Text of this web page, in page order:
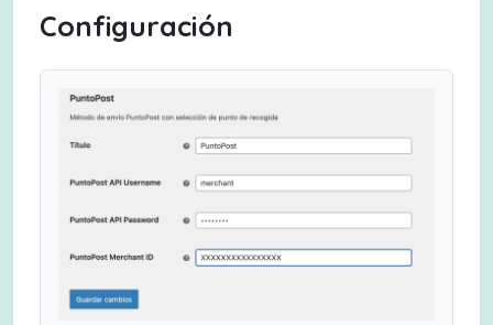
Configuración